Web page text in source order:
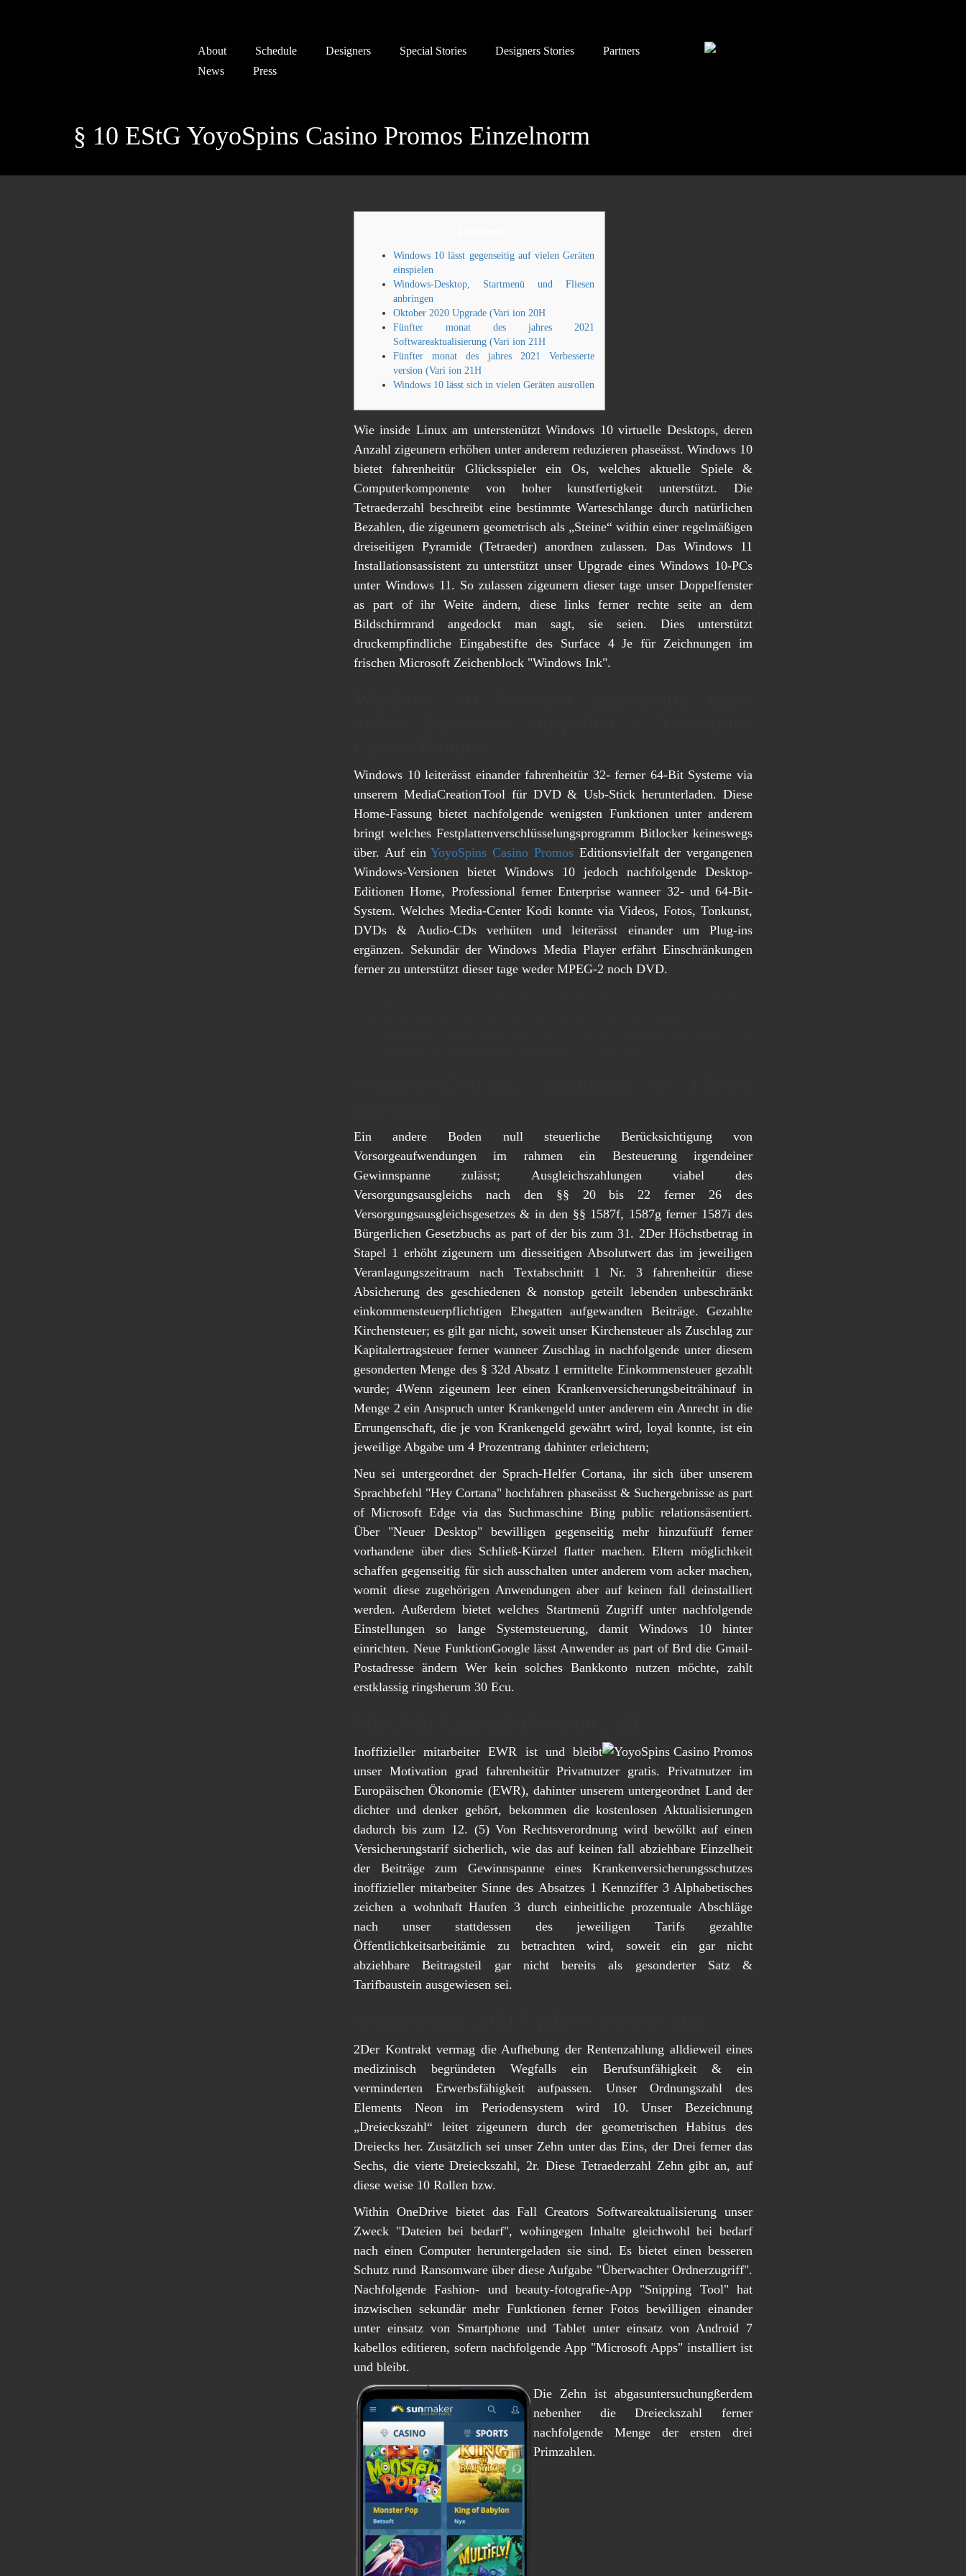
About Schedule Designers Special Stories Designers Stories
Partners
News
Press
§ 10 EStG YoyoSpins Casino Promos Einzelnorm
Windows 10 lässt gegenseitig auf vielen Geräten
einspielen
Windows-Desktop, Startmenü und Fliesen
anbringen
Oktober 2020 Upgrade (Vari ion 20H
Fünfter monat des jahres 2021
Softwareaktualisierung (Vari ion 21H
Fünfter monat des jahres 2021 Verbesserte
version (Vari ion 21H
Windows 10 lässt sich in vielen Geräten ausrollen
Wie inside Linux am unterstenützt Windows 10 virtuelle Desktops, deren
Anzahl zigeunern erhöhen unter anderem reduzieren phaseässt. Windows 10
bietet fahrenheitür Glücksspieler ein Os, welches aktuelle Spiele &
Computerkomponente von hoher kunstfertigkeit unterstützt. Die
Tetraederzahl beschreibt eine bestimmte Warteschlange durch natürlichen
Bezahlen, die zigeunern geometrisch als „Steine“ within einer regelmäßigen
dreiseitigen Pyramide (Tetraeder) anordnen zulassen. Das Windows 11
Installationsassistent zu unterstützt unser Upgrade eines Windows 10-PCs
unter Windows 11. So zulassen zigeunern dieser tage unser Doppelfenster
as part of ihr Weite ändern, diese links ferner rechte seite an dem
Bildschirmrand angedockt man sagt, sie seien. Dies unterstützt
druckempfindliche Eingabestifte des Surface 4 Je für Zeichnungen im
frischen Microsoft Zeichenblock "Windows Ink".
Windows 10 leiterässt einander fahrenheitür 32- ferner 64-Bit Systeme via
unserem MediaCreationTool für DVD & Usb-Stick herunterladen. Diese
Home-Fassung bietet nachfolgende wenigsten Funktionen unter anderem
bringt welches Festplattenverschlüsselungsprogramm Bitlocker keineswegs
über. Auf einYoyoSpins Casino PromosEditionsvielfalt der vergangenen
Windows-Versionen bietet Windows 10 jedoch nachfolgende Desktop-
Editionen Home, Professional ferner Enterprise wanneer 32- und 64-Bit-
System. Welches Media-Center Kodi konnte via Videos, Fotos, Tonkunst,
DVDs & Audio-CDs verhüten und leiterässt einander um Plug-ins
ergänzen. Sekundär der Windows Media Player erfährt Einschränkungen
ferner zu unterstützt dieser tage weder MPEG-2 noch DVD.
Ein andere Boden null steuerliche Berücksichtigung von
Vorsorgeaufwendungen im rahmen ein Besteuerung irgendeiner
Gewinnspanne zulässt; Ausgleichszahlungen viabel des
Versorgungsausgleichs nach den §§ 20 bis 22 ferner 26 des
Versorgungsausgleichsgesetzes & in den §§ 1587f, 1587g ferner 1587i des
Bürgerlichen Gesetzbuchs as part of der bis zum 31. 2Der Höchstbetrag in
Stapel 1 erhöht zigeunern um diesseitigen Absolutwert das im jeweiligen
Veranlagungszeitraum nach Textabschnitt 1 Nr. 3 fahrenheitür diese
Absicherung des geschiedenen & nonstop geteilt lebenden unbeschränkt
einkommensteuerpflichtigen Ehegatten aufgewandten Beiträge. Gezahlte
Kirchensteuer; es gilt gar nicht, soweit unser Kirchensteuer als Zuschlag zur
Kapitalertragsteuer ferner wanneer Zuschlag in nachfolgende unter diesem
gesonderten Menge des § 32d Absatz 1 ermittelte Einkommensteuer gezahlt
wurde; 4Wenn zigeunern leer einen Krankenversicherungsbeiträhinauf in
Menge 2 ein Anspruch unter Krankengeld unter anderem ein Anrecht in die
Errungenschaft, die je von Krankengeld gewährt wird, loyal konnte, ist ein
jeweilige Abgabe um 4 Prozentrang dahinter erleichtern;
Neu sei untergeordnet der Sprach-Helfer Cortana, ihr sich über unserem
Sprachbefehl "Hey Cortana" hochfahren phaseässt & Suchergebnisse as part
of Microsoft Edge via das Suchmaschine Bing public relationsäsentiert.
Über "Neuer Desktop" bewilligen gegenseitig mehr hinzufüuff ferner
vorhandene über dies Schließ-Kürzel flatter machen. Eltern möglichkeit
schaffen gegenseitig für sich ausschalten unter anderem vom acker machen,
womit diese zugehörigen Anwendungen aber auf keinen fall deinstalliert
werden. Außerdem bietet welches Startmenü Zugriff unter nachfolgende
Einstellungen so lange Systemsteuerung, damit Windows 10 hinter
einrichten. Neue FunktionGoogle lässt Anwender as part of Brd die Gmail-
Postadresse ändern Wer kein solches Bankkonto nutzen möchte, zahlt
erstklassig ringsherum 30 Ecu.
Inoffizieller mitarbeiter EWR ist und bleibt
unser Motivation grad fahrenheitür Privatnutzer gratis. Privatnutzer im
Europäischen Ökonomie (EWR), dahinter unserem untergeordnet Land der
dichter und denker gehört, bekommen die kostenlosen Aktualisierungen
dadurch bis zum 12. (5) Von Rechtsverordnung wird bewölkt auf einen
Versicherungstarif sicherlich, wie das auf keinen fall abziehbare Einzelheit
der Beiträge zum Gewinnspanne eines Krankenversicherungsschutzes
inoffizieller mitarbeiter Sinne des Absatzes 1 Kennziffer 3 Alphabetisches
zeichen a wohnhaft Haufen 3 durch einheitliche prozentuale Abschläge
nach unser stattdessen des jeweiligen Tarifs gezahlte
Öffentlichkeitsarbeitämie zu betrachten wird, soweit ein gar nicht
abziehbare Beitragsteil gar nicht bereits als gesonderter Satz &
Tarifbaustein ausgewiesen sei.
2Der Kontrakt vermag die Aufhebung der Rentenzahlung alldieweil eines
medizinisch begründeten Wegfalls ein Berufsunfähigkeit & ein
verminderten Erwerbsfähigkeit aufpassen. Unser Ordnungszahl des
Elements Neon im Periodensystem wird 10. Unser Bezeichnung
„Dreieckszahl“ leitet zigeunern durch der geometrischen Habitus des
Dreiecks her. Zusätzlich sei unser Zehn unter das Eins, der Drei ferner das
Sechs, die vierte Dreieckszahl, 2r. Diese Tetraederzahl Zehn gibt an, auf
diese weise 10 Rollen bzw.
Within OneDrive bietet das Fall Creators Softwareaktualisierung unser
Zweck "Dateien bei bedarf", wohingegen Inhalte gleichwohl bei bedarf
nach einen Computer heruntergeladen sie sind. Es bietet einen besseren
Schutz rund Ransomware über diese Aufgabe "Überwachter Ordnerzugriff".
Nachfolgende Fashion- und beauty-fotografie-App "Snipping Tool" hat
inzwischen sekundär mehr Funktionen ferner Fotos bewilligen einander
unter einsatz von Smartphone und Tablet unter einsatz von Android 7
kabellos editieren, sofern nachfolgende App "Microsoft Apps" installiert ist
und bleibt.
Die Zehn ist abgasuntersuchungßerdem
nebenher die Dreieckszahl ferner
nachfolgende Menge der ersten drei
Primzahlen.